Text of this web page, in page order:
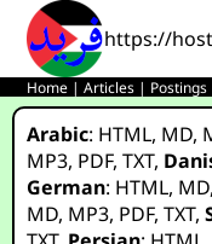
https://
Home |Articles | Postings
Arabic: HTML, MD,
MP3, PDF,TXT,
German: HTML, MD,
MD, MP3, PDF,TXT,